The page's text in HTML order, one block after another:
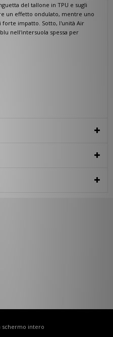
del tallone in TPU e sugli
un effetto ondulato, mentre uno
forte impatto. Sotto, l'unità Air
nell'intersuola spessa per
schermo intero